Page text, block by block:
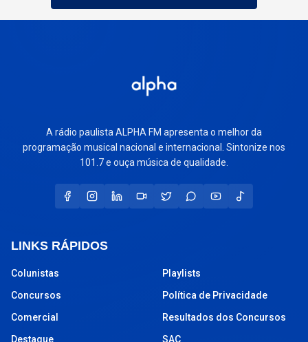
A rádio paulista ALPHA FM apresenta o melhor da
programação musical nacional e internacional. Sintonize nos
101.7 e ouça música de qualidade.
LINKS RÁPIDOS
Colunistas
Concursos
Comercial
Destaque
Playlists
Política de Privacidade
Resultados dos Concursos
SAC